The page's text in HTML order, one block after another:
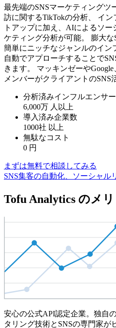
最先端のSNSマーケティングツ
訪に関するTikTokの分析、 イ
トアップに加え、AIによるソ
ケティング分析が可能。 膨大
簡単にニッチなジャンルのイン
自動でアプローチすることで
きます。 マッキンゼーや
メンバーがクライアントのSNS
分析済みインフルエンサ
6,000万 人以上
導入済み企業数
1000社 以上
無駄なコスト
0 円
まずは無料で相談してみる
SNS集客の自動化、ソーシャル
Tofu Analytics のメリ
安心の公式API認定企業。独自
タリング技術とSNSの専門家が